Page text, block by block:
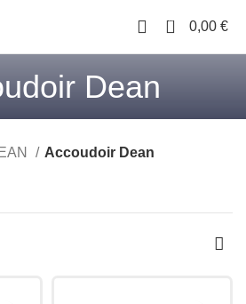
0 0,00 €
Dean
Accoudoir Dean